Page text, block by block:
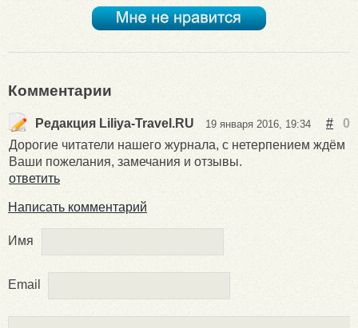
Комментарии
Редакция Liliya-Travel.RU 19 января 2016, 19:34 #
0
Дорогие читатели нашего журнала, с нетерпением ждём
Ваши пожелания, замечания и отзывы.
ответить
Написать комментарий
Имя
Email